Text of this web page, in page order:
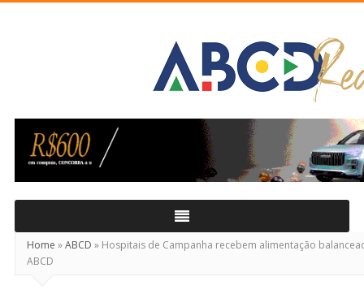
Real
Home »ABCD » Hospitais de Campanha recebem alimentação
ABCD